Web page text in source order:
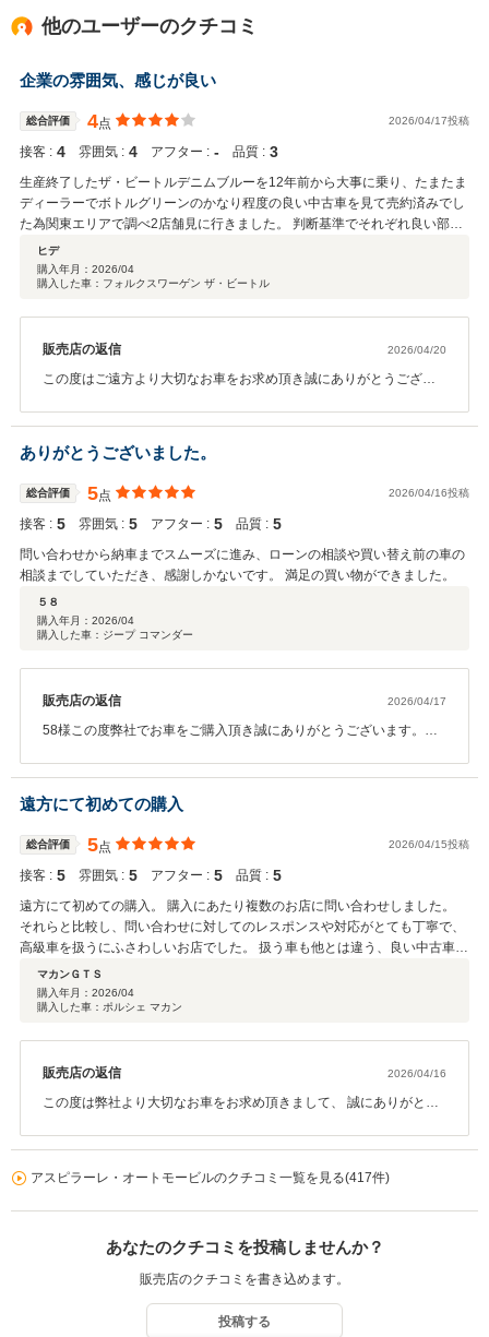
他のユーザーのクチコミ
企業の雰囲気、感じが良い
総合評価 4点 2026/04/17投稿
接客 : 4 雰囲気 : 4 アフター : ‐ 品質 : 3
生産終了したザ・ビートルデニムブルーを12年前から大事に乗り、たまたま
ディーラーでボトルグリーンのかなり程度の良い中古車を見て売約済みでし
た為関東エリアで調べ2店舗見に行きました。 判断基準でそれぞれ良い部
分、不満な部分があり悩みましたがもう少しビートルを乗りたいと考えて今
回千葉アスピラーレ様から購入致しました。 社長始め営業の方の顧客に対す
る対応が良かったのが決め手と思います。
ヒデ
購入年月： 2026/04
購入した車：フォルクスワーゲン ザ・ビートル
販売店の返信 2026/04/20
この度はご遠方より大切なお車をお求め頂き誠にありがとうござい
からも素敵なカーライフのサポートができるように努めて参ります
ので 末永いお付き合い何卒よろしくお願い申し上げます。 アスピ
ラーレ・オートモービル 小林
ありがとうございました。
総合評価 5点 2026/04/16投稿
接客 : 5 雰囲気 : 5 アフター : 5 品質 : 5
問い合わせから納車までスムーズに進み、ローンの相談や買い替え前の車の
相談までしていただき、感謝しかないです。 満足の買い物ができました。
５８
購入年月： 2026/04
購入した車：ジープ コマンダー
販売店の返信 2026/04/17
58様この度弊社でお車をご購入頂き誠にありがとうございます。ま
お楽しみ頂けると幸いです。今後もできる限りのサポートさせて頂
きたいと思います。引き続きよろしくお願い申し上げます。
遠方にて初めての購入
総合評価 5点 2026/04/15投稿
接客 : 5 雰囲気 : 5 アフター : 5 品質 : 5
遠方にて初めての購入。 購入にあたり複数のお店に問い合わせしました。
それらと比較し、問い合わせに対してのレスポンスや対応がとても丁寧で、
高級車を扱うにふさわしいお店でした。 扱う車も他とは違う、良い中古車ば
かりでまたお世話になる際は候補として必ずあげさせていただきます。 この
度はありがとうございました。
マカンＧＴＳ
購入年月： 2026/04
購入した車：ポルシェ マカン
販売店の返信 2026/04/16
この度は弊社より大切なお車をお求め頂きまして、 誠にありがとう
らいコンディションも良好でした。 これからのカーライフでお力添
アスピラーレ・オートモービルのクチコミ一覧を見る(417件)
あなたのクチコミを投稿しませんか？
販売店のクチコミを書き込めます。
投稿する